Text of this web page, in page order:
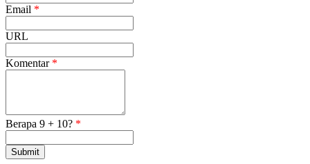
Email *
URL
Komentar *
Berapa 9 + 10? *
Submit